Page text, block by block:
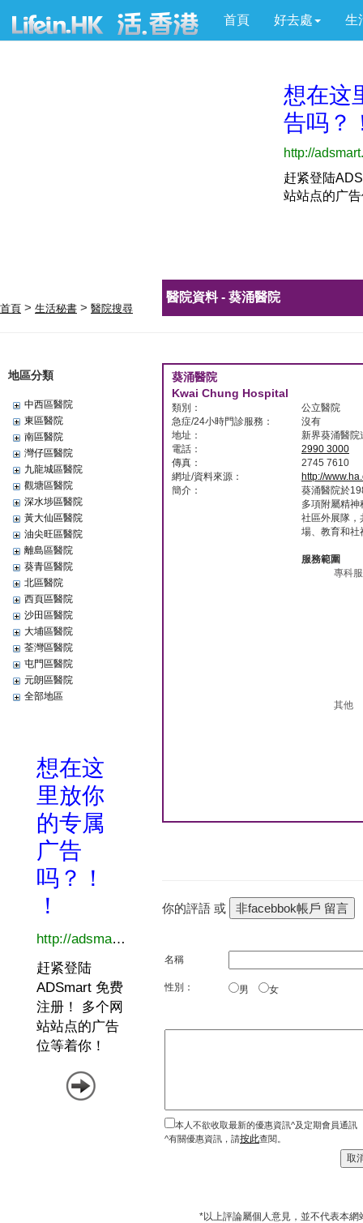
首頁 好去處 生
首頁 > 生活秘書 > 醫院搜尋
地區分類
中西區醫院
東區醫院
南區醫院
灣仔區醫院
九龍城區醫院
觀塘區醫院
深水埗區醫院
黃大仙區醫院
油尖旺區醫院
離島區醫院
葵青區醫院
北區醫院
西頁區醫院
沙田區醫院
大埔區醫院
荃灣區醫院
屯門區醫院
元朗區醫院
全部地區
醫院資料 - 葵涌醫院
葵涌醫院
Kwai Chung Hospital
類別：
公立醫院
急症/24小時門診服務：
沒有
地址：
新界葵涌醫院
電話：
2990 3000
傳真：
2745 7610
網址/資料來源：
http://
簡介：
葵涌醫院於
多項附屬精
社區外展隊，
場、教育和社
服務範圍
專科
其他
你的評語 或
名稱
性別： 男 女
本人不欲收取最新的優惠資訊^及定期會員通訊
^有關優惠資訊，請按此查閱。
*以上評論屬個人意見，並不代表本